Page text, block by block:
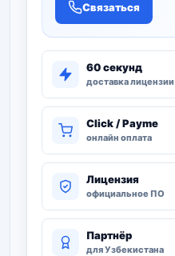
Связаться
60 секунд
доставка лицензии
Click / Payme
онлайн оплата
Лицензия
официальное ПО
Партнёр
для Узбекистана